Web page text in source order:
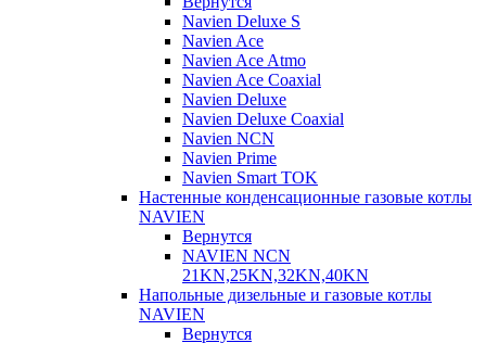
Navien Deluxe S
Navien Ace
Navien Ace Atmo
Navien Ace Coaxial
Navien Deluxe
Navien Deluxe Coaxial
Navien NCN
Navien Prime
Navien Smart TOK
Настенные конденсационные газовые котлы
NAVIEN
Вернутся
NAVIEN NCN
21KN,25KN,32KN,40KN
Напольные дизельные и газовые котлы
NAVIEN
Вернутся